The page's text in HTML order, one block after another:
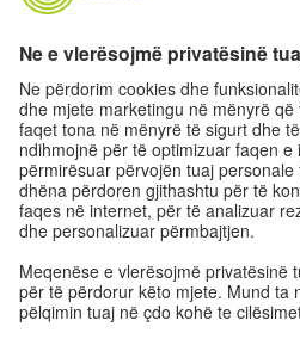
Komuniteti “Gjermanisht
Ushtro gjermanisht falas
Kurse gjermanisht të
Portali për mësuesit
Privatësia dhe Qasja pa
Rregullimet e sferës